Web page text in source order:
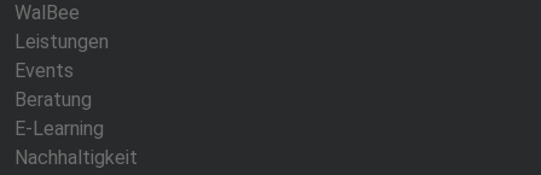
WalBee
Leistungen
Events
Beratung
E-Learning
Nachhaltigkeit